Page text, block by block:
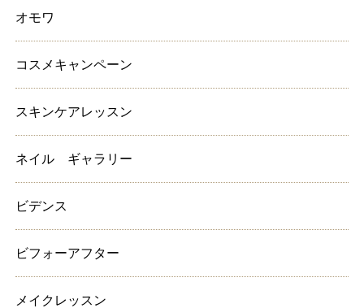
オモワ
コスメキャンペーン
スキンケアレッスン
ネイル ギャラリー
ビデンス
ビフォーアフター
メイクレッスン